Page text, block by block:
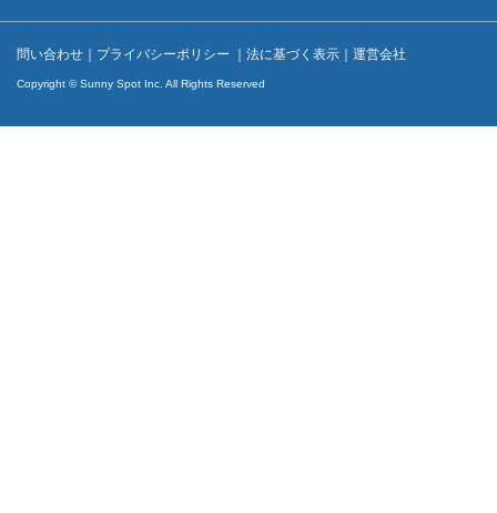
問い合わせ ｜ プライバシーポリシー ｜ 法に基づく表示 ｜ 運営会社
Copyright © Sunny Spot Inc. All Rights Reserved